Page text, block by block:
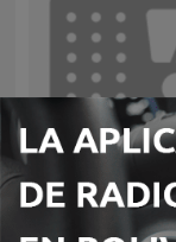
Trasnoche